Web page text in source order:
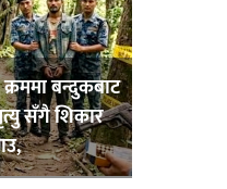
बन्दुकबाट
सँगै शिकार